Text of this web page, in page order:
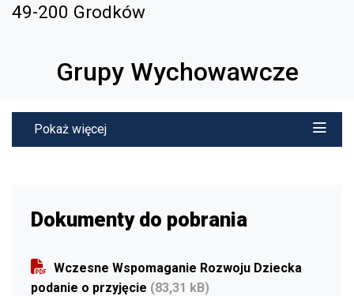
49-200 Grodków
Grupy Wychowawcze
Pokaż więcej
Dokumenty do pobrania
Wczesne Wspomaganie Rozwoju Dziecka
podanie o przyjęcie (83,31 kB)